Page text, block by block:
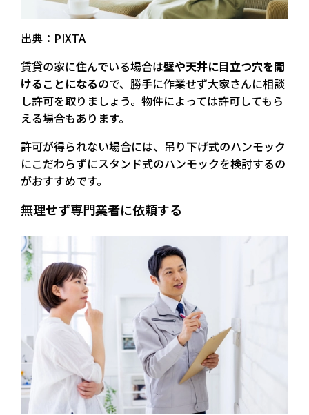
出典：PIXTA
賃貸の家に住んでいる場合は壁や天井に目立つ穴を開
けることになるので、勝手に作業せず大家さんに相談
し許可を取りましょう。 物件によっては許可してもら
える場合もあります。
許可が得られない場合には、吊り下げ式のハンモック
にこだわらずにスタンド式のハンモックを検討するの
がおすすめです。
無理せず専門業者に依頼する